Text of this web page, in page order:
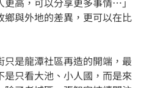
與外地的差異，更可以在比
是龍潭社區再造的開端，最
只看大池、小人國，而是來